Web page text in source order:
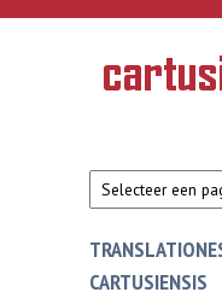
Overslaan en naar de inhoud
Geschiedenis
van de
CARTUSIENSIS